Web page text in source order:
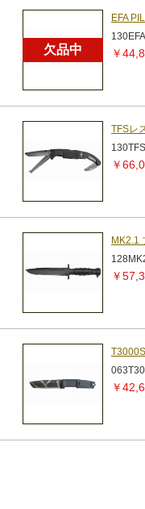
欠品中
EFA
130EFA
￥
TFSレ
￥
MK2.1
￥
￥